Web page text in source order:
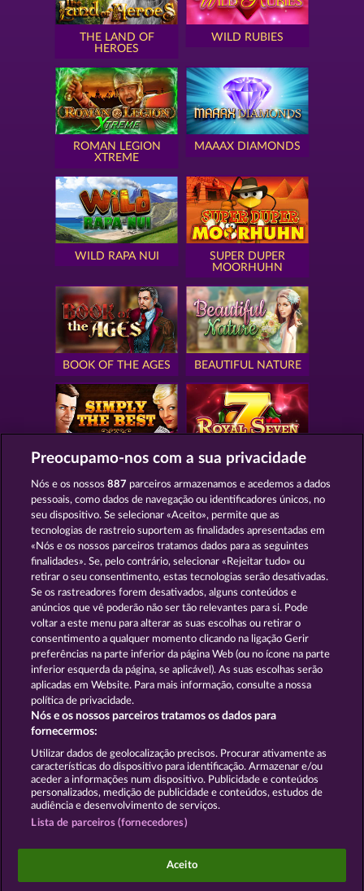
THE LAND OF
HEROES
WILD RUBIES
ROMAN LEGION
XTREME
MAAAX DIAMONDS
WILD RAPA NUI
SUPER DUPER
MOORHUHN
BOOK OF THE AGES BEAUTIFUL NATURE
SIMPLY THE BEST ROYAL SEVEN
GOLDEN EI OF
MOORHUHN
FOREVER
DIAMONDS
Mostrar todos os jogos
Termos e Condições
Declaração de Privacidade Marca
Empresa Perguntas frequentes Facebook
Enviar pedido de rescisão
Os jogos do Casino social destinam-se apenas a fins
de entretenimento e não têm qualquer influência
Preocupamo-nos com a sua privacidade
Nós e os nossos887 parceiros armazenamos e acedemos a dados
pessoais, como dados de navegação ou identificadores únicos, no
seu dispositivo. Se selecionar «Aceito», permite que as
tecnologias de rastreio suportem as finalidades apresentadas em
«Nós e os nossos parceiros tratamos dados para as seguintes
finalidades». Se, pelo contrário, selecionar «Rejeitar tudo» ou
retirar o seu consentimento, estas tecnologias serão desativadas.
Se os rastreadores forem desativados, alguns conteúdos e
anúncios que vê poderão não ser tão relevantes para si. Pode
voltar a este menu para alterar as suas escolhas ou retirar o
consentimento a qualquer momento clicando na ligação Gerir
preferências na parte inferior da página Web (ou no ícone na parte
inferior esquerda da página, se aplicável). As suas escolhas serão
aplicadas em Website. Para mais informação, consulte a nossa
política de privacidade.
Nós e os nossos parceiros tratamos os dados para
fornecermos:
Utilizar dados de geolocalização precisos. Procurar ativamente as
características do dispositivo para identificação. Armazenar e/ou
aceder a informações num dispositivo. Publicidade e conteúdos
personalizados, medição de publicidade e conteúdos, estudos de
audiência e desenvolvimento de serviços.
Lista de parceiros (fornecedores)
Aceito